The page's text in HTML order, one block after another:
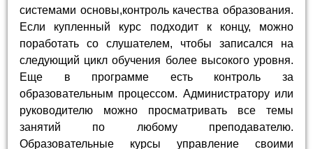
системами основы,контроль качества образования.
Если купленный курс подходит к концу, можно
поработать со слушателем, чтобы записался на
следующий цикл обучения более высокого уровня.
Еще в программе есть контроль за
образовательным процессом. Администратору или
руководителю можно просматривать все темы
занятий по любому преподавателю.
Образовательные курсы управление своими